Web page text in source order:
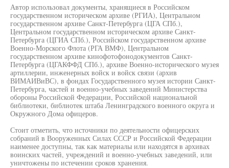
Автор использовал документы, хранящиеся в Российском
государственном историческом архиве (РГИА), Центральном
государственном архиве Санкт-Петербурга (ЦГА СПб.),
Центральном государственном историческом архиве Санкт-
Петербурга (ЦГИА СПб.), Российском государственном архиве
Военно-Морского Флота (РГА ВМФ), Центральном
государственном архиве кинофотофонодокументов Санкт-
Петербурга (ЦГАКФФД СПб.), архиве Военно-исторического музея
артиллерии, инженерных войск и войск связи (архив
ВИМАИВиВС), в фондах Государственного музея истории Санкт-
Петербурга, частей и военно-учебных заведений Министерства
обороны Российской Федерации, Российской национальной
библиотеки, библиотек штаба Ленинградского военного округа и
Окружного Дома офицеров.
Стоит отметить, что источники по деятельности офицерских
собраний в Вооруженных Силах СССР и Российской Федерации
наименее доступны, так как материалы или находятся в архивах
воинских частей, учреждений и военно-учебных заведений, или
уничтожены по истечении сроков хранения.